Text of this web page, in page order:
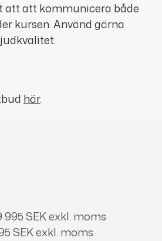
att att kommunicera både
kursen.Använd gärna
här.
995 SEK exkl. moms
SEK exkl. moms